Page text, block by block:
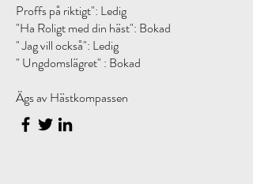
Proffs på riktigt": Ledig
"Ha Roligt med din häst": Bokad
" Jag vill också": Ledig
" Ungdomslägret" : Bokad
Ägs av Hästkompassen